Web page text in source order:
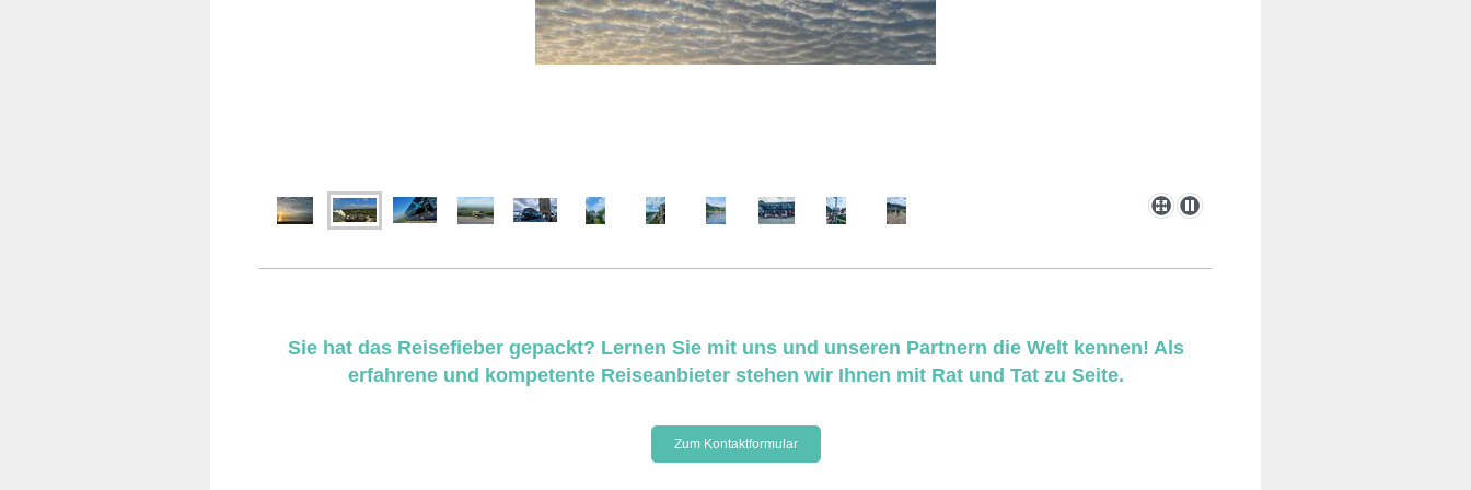
Sie hat das Reisefieber gepackt? Lernen Sie mit uns und unseren Partnern die Welt kennen! Als
erfahrene und kompetente Reiseanbieter stehen wir Ihnen mit Rat und Tat zu Seite.
Zum Kontaktformular